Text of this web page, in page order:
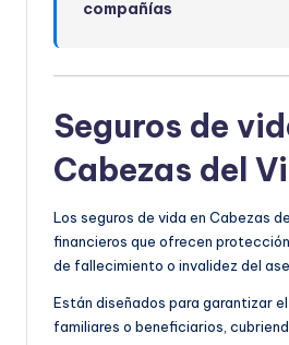
compañías
Seguros de
Cabezas del
Los seguros de vida en Cabezas
financieros que ofrecen
de fallecimiento o invalidez del
Están diseñados para garantizar
familiares o beneficiarios,